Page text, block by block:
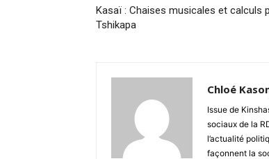
Kasaï : Chaises musicales et calculs
Tshikapa
Chloé
Issue de
sociaux de la
l’actualité
façonnent la